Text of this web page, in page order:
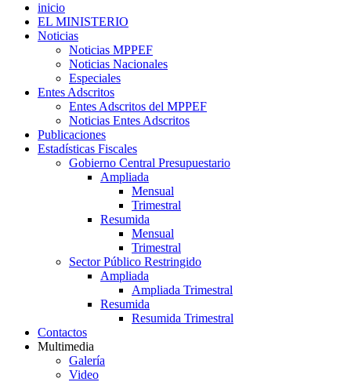
inicio
EL MINISTERIO
Noticias
Noticias MPPEF
Noticias Nacionales
Especiales
Entes Adscritos
Entes Adscritos del MPPEF
Noticias Entes Adscritos
Publicaciones
Estadísticas Fiscales
Gobierno Central Presupuestario
Ampliada
Mensual
Trimestral
Resumida
Mensual
Trimestral
Sector Público Restringido
Ampliada
Ampliada Trimestral
Resumida
Resumida Trimestral
Contactos
Multimedia
Galería
Video